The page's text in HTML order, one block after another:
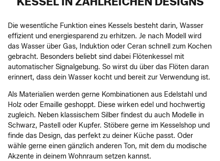
Die wesentliche Funktion eines Kessels besteht darin, Wasser
effizient und energiesparend zu erhitzen. Je nach Modell wird
das Wasser über Gas, Induktion oder Ceran schnell zum Kochen
gebracht. Besonders beliebt sind dabei Flötenkessel mit
automatischer Signalgebung. So wirst du über das Flöten daran
erinnert, dass dein Wasser kocht und bereit zur Verwendung ist.
Als Materialien werden gerne Kombinationen aus Edelstahl und
Holz oder Emaille geshoppt. Diese wirken edel und hochwertig
zugleich. Neben klassischem Silber findest du auch Modelle in
Schwarz, Pastell oder Kupfer. Stöbere gerne im Kesselshop und
finde das Design, das perfekt zu deiner Küche passt. Oder
wähle gerne einen gänzlich anderen Ton, mit dem du modische
Akzente in deinem Wohnraum setzen kannst.